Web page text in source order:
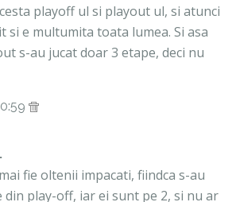
playoff ul si playout ul, si atunci
si e multumita toata lumea. Si asa
s-au jucat doar 3 etape, deci nu
fie oltenii impacati, fiindca s-au
din play-off, iar ei sunt pe 2, si nu ar